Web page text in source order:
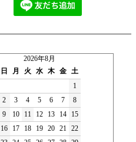
2026年8月
日
月 火 水 木 金 土
1
2
3 4 5 6 7
8
9
10 11 12 13 14
15
16
17 18 19 20 21 22